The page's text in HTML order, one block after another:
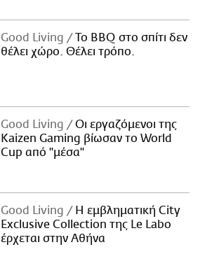
Good Living
Το BBQ στο σπίτι δεν
θέλει χώρο. Θέλει τρόπο.
Good Living
Οι εργαζόμενοι της
Kaizen Gaming βίωσαν το World
Cup από "μέσα"
Good Living
Η εμβληματική City
Exclusive Collection της Le Labo
έρχεται στην Αθήνα